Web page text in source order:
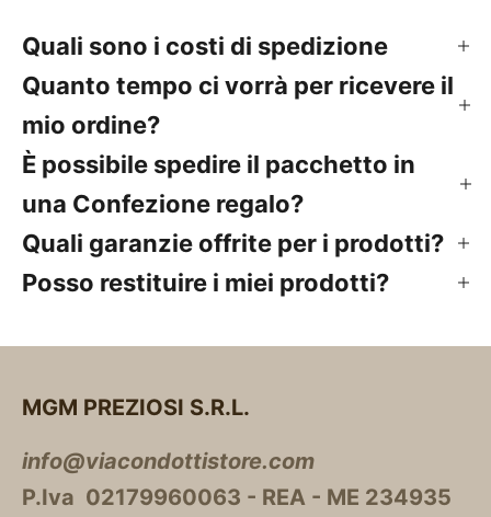
Quali sono i costi di spedizione
Quanto tempo ci vorrà per ricevere il
mio ordine?
È possibile spedire il pacchetto in
una Confezione regalo?
Quali garanzie offrite per i prodotti?
Posso restituire i miei prodotti?
MGM PREZIOSI S.R.L.
info@viacondottistore.com
P.Iva 02179960063 - REA - ME 234935